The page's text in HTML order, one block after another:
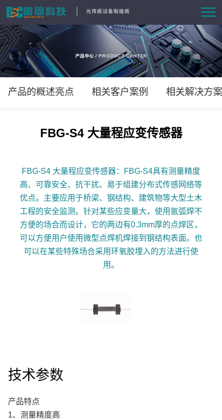
首页
产品中心
方案与案例
联系我们
4008-555-919
English
产品的概述亮点 相关客户案例 相关解决方案
FBG-S4 大量程应变传感器
FBG-S4 大量程应变传感器：FBG-S4具有测量精度
高、可靠安全、抗干扰、易于组建分布式传感网络等
优点。主要应用于桥梁、钢结构、建筑物等大型土木
工程的安全监测。针对某些应变量大，使用氩弧焊不
方便的场合而设计，它的两边有0.3mm厚的点焊区，
可以方便用户使用微型点焊机焊接到钢结构表面。也
可以在某些特殊场合采用环氧胶埋入的方法进行使
用。
技术参数
产品特点
1、测量精度高